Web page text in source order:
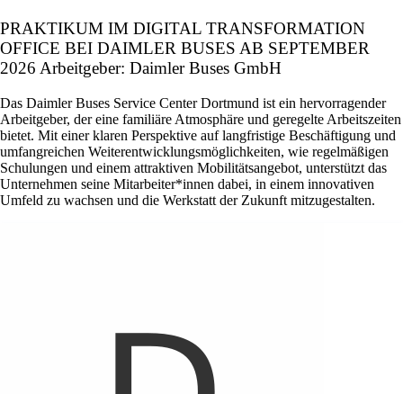
PRAKTIKUM IM DIGITAL TRANSFORMATION
OFFICE BEI DAIMLER BUSES AB SEPTEMBER
2026 Arbeitgeber: Daimler Buses GmbH
Das Daimler Buses Service Center Dortmund ist ein hervorragender
Arbeitgeber, der eine familiäre Atmosphäre und geregelte Arbeitszeiten
bietet. Mit einer klaren Perspektive auf langfristige Beschäftigung und
umfangreichen Weiterentwicklungsmöglichkeiten, wie regelmäßigen
Schulungen und einem attraktiven Mobilitätsangebot, unterstützt das
Unternehmen seine Mitarbeiter*innen dabei, in einem innovativen
Umfeld zu wachsen und die Werkstatt der Zukunft mitzugestalten.